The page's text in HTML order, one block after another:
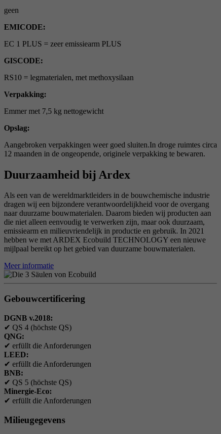
geen
EMICODE:
EC 1 PLUS = zeer emissiearm PLUS
GISCODE:
RS10 = legmaterialen, met methoxysilaan
Verpakking:
Emmer met 7,5 kg nettogewicht
Opslag:
Aangebroken verpakkingen weer goed sluiten.In droge ruimtes circa
12 maanden in de ongeopende, originele verpakking te bewaren.
Duurzaamheid bij Ardex
Als een van de wereldmarktleiders in de bouwchemische industrie
dragen wij een bijzondere verantwoordelijkheid voor de overgang
naar duurzame bouwmaterialen. Daarom bieden wij producten aan
die niet alleen eenvoudig te verwerken zijn, maar ook duurzaam,
emissiearm en milieuvriendelijk in productie en gebruik. In 2021
hebben we met ARDEX Ecobuild TECHNOLOGY een nieuwe
mijlpaal bereikt op het gebied van duurzame bouwmaterialen.
Meer informatie
Gebouwcertificering
DGNB v.2018:
✔ QS 4 (höchste QS)
QNG:
✔ erfüllt die Anforderungen
LEED:
✔ erfüllt die Anforderungen
BNB:
✔ QS 5 (höchste QS)
Minergie-Eco:
✔ erfüllt die Anforderungen
Milieugegevens